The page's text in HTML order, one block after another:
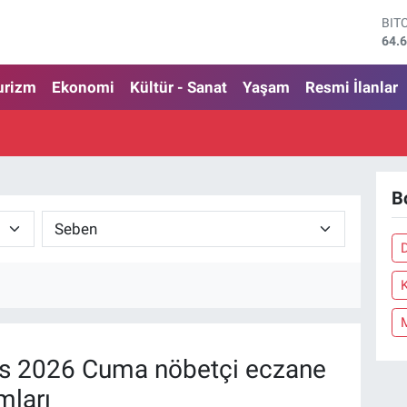
Ekonomi Kültür - Sanat Yaşam Resmi İlanlar
2026 Cuma nöbetçi eczane